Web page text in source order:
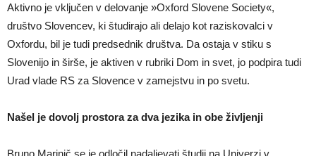
Aktivno je vključen v delovanje »Oxford Slovene Society«,
društvo Slovencev, ki študirajo ali delajo kot raziskovalci v
Oxfordu, bil je tudi predsednik društva. Da ostaja v stiku s
Slovenijo in širše, je aktiven v rubriki Dom in svet, jo podpira tudi
Urad vlade RS za Slovence v zamejstvu in po svetu.
Našel je dovolj prostora za dva jezika in obe življenji
Bruno Marinič se je odločil nadaljevati študij na Univerzi v